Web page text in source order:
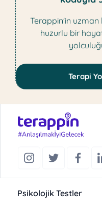
Terappin'in uzman
huzurlu bir
Terapi
Psikolojik Testler